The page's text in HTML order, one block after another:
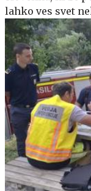
lahko ves svet